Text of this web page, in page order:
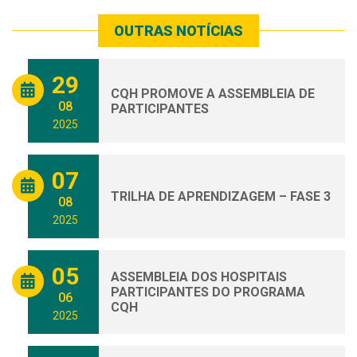
OUTRAS NOTÍCIAS
29
08
2025
CQH PROMOVE A ASSEMBLEIA DE
PARTICIPANTES
07
08
2025
TRILHA DE APRENDIZAGEM – FASE 3
05
06
2025
ASSEMBLEIA DOS HOSPITAIS
PARTICIPANTES DO PROGRAMA
CQH